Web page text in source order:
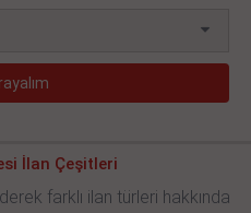
İlan Çeşitleri
farklı ilan türleri hakkında